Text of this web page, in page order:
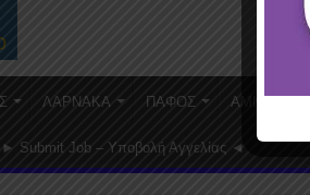
ΛΑΡΝΑΚΑ ΠΑΦΟΣ
► Submit Job – Υποβολή Αγγελίας ◄